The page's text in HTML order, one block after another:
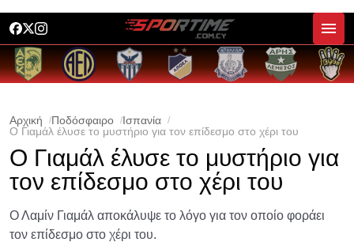
Αρχική Ποδόσφαιρο
Ισπανία
O Γιαμάλ έλυσε το μυστήριο για τον επίδεσμο στο χέρι του
O Γιαμάλ έλυσε το μυστήριο για
τον επίδεσμο στο χέρι του
Ο Λαμίν Γιαμάλ αποκάλυψε το λόγο για τον οποίο φοράει
τον επίδεσμο στο χέρι του.